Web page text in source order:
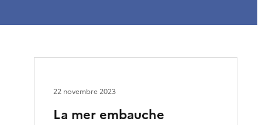
La mer embauche
22 novembre 2023